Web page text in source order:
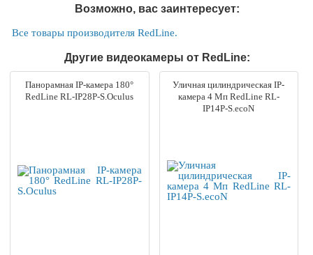
Возможно, вас заинтересует:
Все товары производителя RedLine.
Другие видеокамеры от RedLine:
Панорамная IP-камера 180°
RedLine RL-IP28P-S.Oculus
Уличная цилиндрическая IP-
камера 4 Мп RedLine RL-
IP14P-S.ecoN